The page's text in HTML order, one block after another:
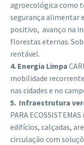
agroecológica como
segurança alimentar
positivo, avanço na
florestas eternas.
rentável.
4. Energia Limpa
mobilidade
nas cidades e no
5. Infraestrutura
PARA
edifícios, calçadas,
circulação com